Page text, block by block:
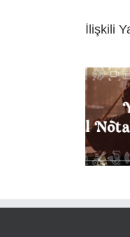
İlişkili